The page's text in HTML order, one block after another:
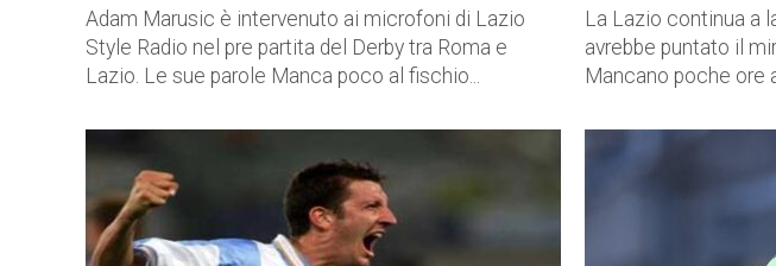
Adam Marusic è intervenuto ai microfoni di Lazio
Style Radio nel pre partita del Derby tra Roma e
Lazio. Le sue parole Manca poco al fischio...
La Lazio continua a
avrebbe puntato il
Mancano poche ore